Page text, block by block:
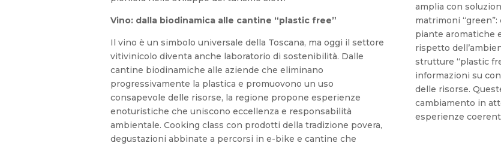
Vino: dalla biodinamica alle cantine “plastic free”
Il vino è un simbolo universale della Toscana, ma oggi il settore
vitivinicolo diventa anche laboratorio di sostenibilità. Dalle
cantine biodinamiche alle aziende che eliminano
progressivamente la plastica e promuovono un uso
consapevole delle risorse, la regione propone esperienze
enoturistiche che uniscono eccellenza e responsabilità
ambientale. Cooking class con prodotti della tradizione povera,
degustazioni abbinate a percorsi in e-bike e cantine che
amplia con
matrimoni
piante aromatiche
rispetto
strutture “plastic
informazioni su
delle risorse.
cambiamento in
esperienze